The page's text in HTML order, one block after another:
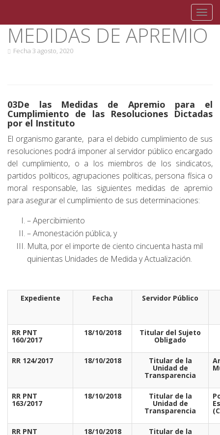
Skip
content
MEDIDAS DE APREMIO
Fecha 3 agosto, 2020
03De las Medidas de Apremio para el
Cumplimiento de las Resoluciones Dictadas
por el Instituto
El organismo garante, para el debido cumplimiento de sus
resoluciones podrá imponer al servidor público encargado
del cumplimiento, o a los miembros de los sindicatos,
partidos políticos, agrupaciones políticas, persona física o
moral responsable, las siguientes medidas de apremio
para asegurar el cumplimiento de sus determinaciones:
– Apercibimiento
– Amonestación pública, y
Multa, por el importe de ciento cincuenta hasta mil
quinientas Unidades de Medida y Actualización.
Expediente Fecha Servidor Público
RR PNT
160/2017
18/10/2018 Titular del Sujeto
Obligado
RR 124/2017 18/10/2018 Titular de la
Unidad de
Transparencia
RR PNT
163/2017
18/10/2018 Titular de la
Unidad de
Transparencia
RR PNT 18/10/2018 Titular de la